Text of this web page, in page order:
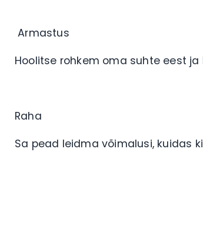
Armastus
Hoolitse rohkem oma suhte eest ja
Raha
Sa pead leidma võimalusi, kuidas